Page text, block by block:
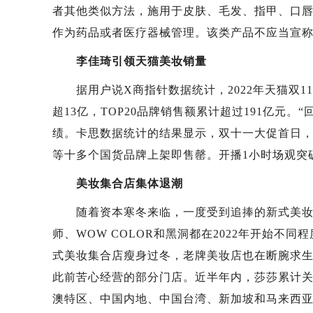
者其他类似方法，施用于皮肤、毛发、指甲、口
作为药品或者医疗器械管理。该类产品不应当宣
李佳琦引领天猫美妆销量
据用户说X商指针数据统计，2022年天猫双11
超13亿，TOP20品牌销售额累计超过191亿元。
绩。卡思数据统计的结果显示，双十一大促首日
等十多个国货品牌上架即售罄。开播1小时场观
美妆集合店集体退潮
随着资本寒冬来临，一度受到追捧的新式美妆
师、WOW COLOR和黑洞都在2022年开始不同
式美妆集合店瘦身过冬，老牌美妆店也在断腕求
此前苦心经营的部分门店。近半年内，莎莎累计
澳特区、中国内地、中国台湾、新加坡和马来西